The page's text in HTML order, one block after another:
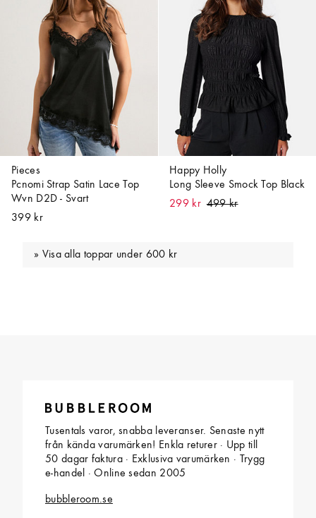
Pieces
Pcnomi Strap Satin Lace Top
Wvn D2D - Svart
399 kr
Happy Holly
Long Sleeve Smock Top Black
299 kr
Visa alla toppar under 600 kr
Tusentals varor, snabba leveranser. Senaste nytt
från kända varumärken! Enkla returer · Upp till
50 dagar faktura · Exklusiva varumärken · Trygg
e-handel · Online sedan 2005
bubbleroom.se